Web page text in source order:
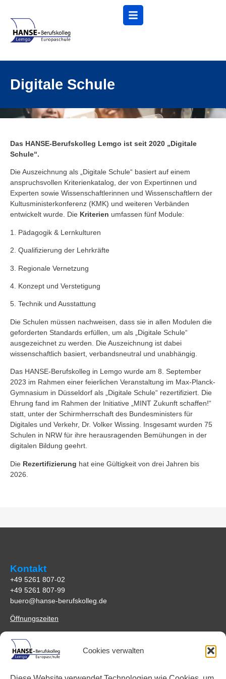
Cookies verwalten
Menü
Digitale Schule
Das HANSE-Berufskolleg Lemgo ist seit 2020 „Digitale
Schule“.
Die Auszeichnung als „Digitale Schule“ basiert auf einem
anspruchsvollen Kriterienkatalog, der von Expertinnen und
Experten sowie Wissenschaftlerinnen und Wissenschaftlern der
Kultusministerkonferenz (KMK) und weiteren Verbänden
entwickelt wurde. Die Kriterien umfassen fünf Module:
1. Pädagogik & Lernkulturen
2. Qualifizierung der Lehrkräfte
3. Regionale Vernetzung
4. Konzept und Verstetigung
5. Technik und Ausstattung
Die Schulen müssen nachweisen, dass sie in allen Modulen die
geforderten Standards erfüllen, um als „Digitale Schule“
ausgezeichnet zu werden. Die Auszeichnung ist dabei
wissenschaftlich basiert, verbandsneutral und unabhängig.
Das HANSE-Berufskolleg in Lemgo wurde am 8. September
2023 im Rahmen einer feierlichen Veranstaltung im Max-Planck-
Gymnasium in Düsseldorf als „Digitale Schule“ rezertifiziert. Die
Ehrung fand im Rahmen der Initiative „MINT Zukunft schaffen!“
statt, unter der Schirmherrschaft des Bundesministers für
Digitales und Verkehr, Dr. Volker Wissing. Insgesamt wurden 75
Schulen in NRW für ihre herausragenden Bemühungen in der
digitalen Bildung geehrt.
Die Rezertifizierung hat eine Gültigkeit von drei Jahren bis
2026.
Kontakt
+49 5261 807-02
+49 5261 807-99
buero@hanse-berufskolleg.de
Öffnungszeiten
Anfahrt
HANSE-Berufskolleg Lemgo